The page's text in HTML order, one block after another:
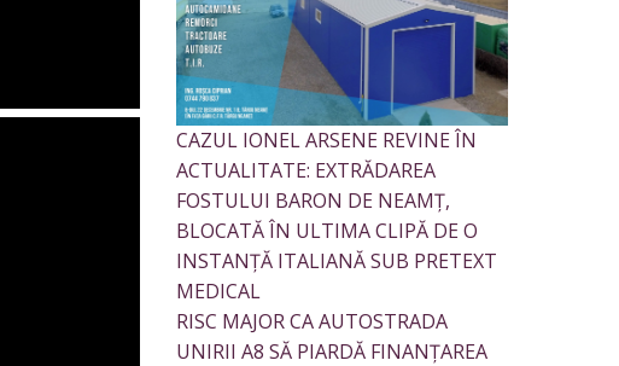
CAZUL IONEL ARSENE REVINE ÎN
ACTUALITATE: EXTRĂDAREA
FOSTULUI BARON DE NEAMȚ,
BLOCATĂ ÎN ULTIMA CLIPĂ DE O
INSTANȚĂ ITALIANĂ SUB PRETEXT
MEDICAL
RISC MAJOR CA AUTOSTRADA
UNIRII A8 SĂ PIARDĂ FINANȚAREA